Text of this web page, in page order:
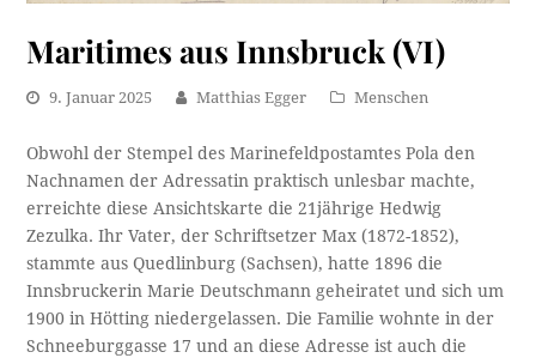
Maritimes aus Innsbruck (VI)
9. Januar 2025 Matthias Egger Menschen
Obwohl der Stempel des Marinefeldpostamtes Pola den
Nachnamen der Adressatin praktisch unlesbar machte,
erreichte diese Ansichtskarte die 21jährige Hedwig
Zezulka. Ihr Vater, der Schriftsetzer Max (1872-1852),
stammte aus Quedlinburg (Sachsen), hatte 1896 die
Innsbruckerin Marie Deutschmann geheiratet und sich um
1900 in Hötting niedergelassen. Die Familie wohnte in der
Schneeburggasse 17 und an diese Adresse ist auch die